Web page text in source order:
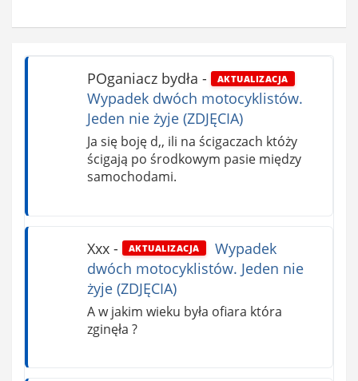
POganiacz bydła - AKTUALIZACJA
Wypadek dwóch motocyklistów.
Jeden nie żyje (ZDJĘCIA)
Ja się boję d,, ili na ścigaczach któży
ścigają po środkowym pasie między
samochodami.
Xxx- AKTUALIZACJA
Wypadek
dwóch motocyklistów. Jeden nie
żyje (ZDJĘCIA)
A w jakim wieku była ofiara która
zginęła ?